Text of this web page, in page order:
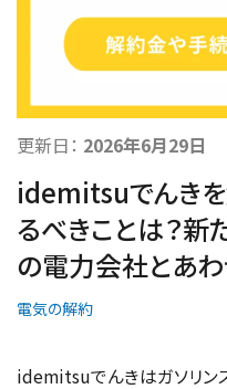
更新日： 2026年6月29日
idemitsuでんき
るべきことは？
の電力会社とあわ
電気の解約
idemitsuでんきはガソリン